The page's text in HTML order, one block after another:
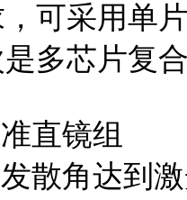
可采用单
多芯片复
直镜组
角达到激